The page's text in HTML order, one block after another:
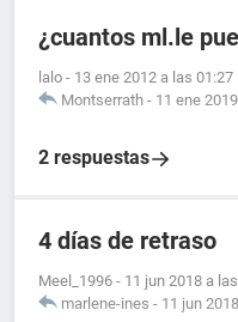
¿cuantos ml.le
lalo - 13 ene 2012 a las 01:27
Montserrath - 11 ene
2 respuestas
4 días de retraso
Meel_1996 - 11 jun 2018 a
marlene-ines - 11 jun